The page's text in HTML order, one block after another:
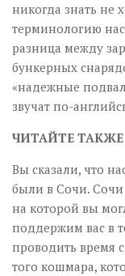
никогда знать не
терминологию
разница между
бункерных
«надежные
звучат по-
ЧИТАЙТЕ
Вы сказали, что
были в Сочи.
на которой вы
поддержим вас в
проводить время
того кошмара,